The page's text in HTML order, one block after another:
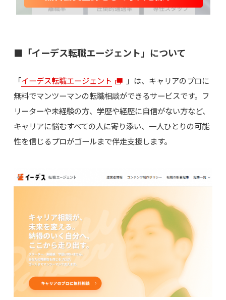
■「イーデス転職エージェント」について
「イーデス転職エージェント
」は、キャリアのプロに
無料でマンツーマンの転職相談ができるサービスです。フ
リーターや未経験の方、学歴や経歴に自信がない方など、
キャリアに悩むすべての人に寄り添い、一人ひとりの可能
性を信じるプロがゴールまで伴走支援します。